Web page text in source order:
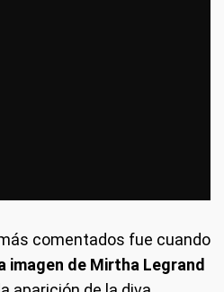
comentados fue cuando
imagen de Mirtha Legrand